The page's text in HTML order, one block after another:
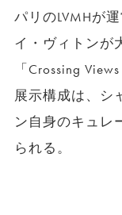
パリのLVMHが
イ・ヴィトンが
「Crossing
展示構成は、シ
ン自身のキュレ
られる。